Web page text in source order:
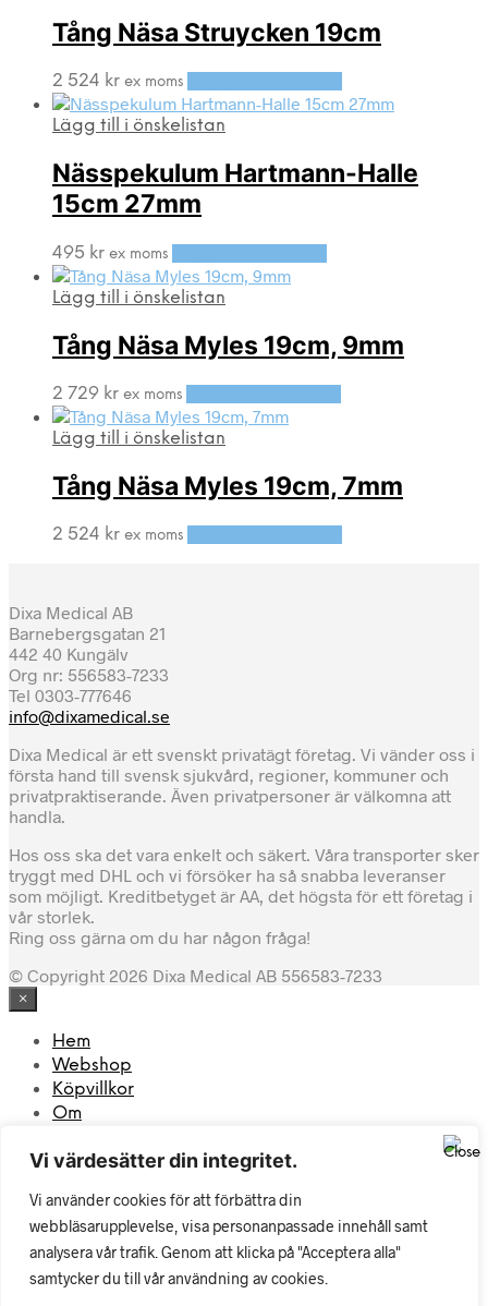
Vi värdesätter din integritet.
Vi använder cookies för att förbättra din
webbläsarupplevelse, visa personanpassade innehåll samt
analysera vår trafik. Genom att klicka på "Acceptera alla"
samtycker du till vår användning av cookies.
Tång Näsa Struycken 19cm
2 524 kr ex moms
Lägg till i önskelistan
Nässpekulum Hartmann-Halle
15cm 27mm
495 kr ex moms
Lägg till i önskelistan
Tång Näsa Myles 19cm, 9mm
2 729 kr ex moms
Lägg till i önskelistan
Tång Näsa Myles 19cm, 7mm
2 524 kr ex moms
Dixa Medical AB
Barnebergsgatan 21
442 40 Kungälv
Org nr: 556583-7233
Tel 0303-777646
info@dixamedical.se
Dixa Medical är ett svenskt privatägt företag. Vi vänder oss i
första hand till svensk sjukvård, regioner, kommuner och
privatpraktiserande. Även privatpersoner är välkomna att
handla.
Hos oss ska det vara enkelt och säkert. Våra transporter sker
tryggt med DHL och vi försöker ha så snabba leveranser
som möjligt. Kreditbetyget är AA, det högsta för ett företag i
vår storlek.
Ring oss gärna om du har någon fråga!
© Copyright 2026 Dixa Medical AB 556583-7233
×
Hem
Webshop
Köpvillkor
Om
Mitt konto
What are you looking for?